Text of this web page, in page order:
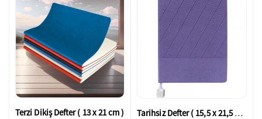
Terzi Dikiş Defter ( 13 x 21 cm ) Tarihsiz Defter ( 15,5 x 21,5 cm )